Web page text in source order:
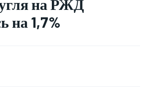
на РЖД
на 1,7%